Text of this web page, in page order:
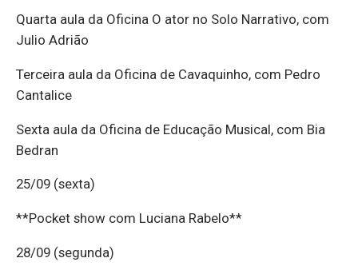
Quarta aula da Oficina O ator no Solo Narrativo, com
Julio Adrião
Terceira aula da Oficina de Cavaquinho, com Pedro
Cantalice
Sexta aula da Oficina de Educação Musical, com Bia
Bedran
25/09 (sexta)
**Pocket show com Luciana Rabelo**
28/09 (segunda)